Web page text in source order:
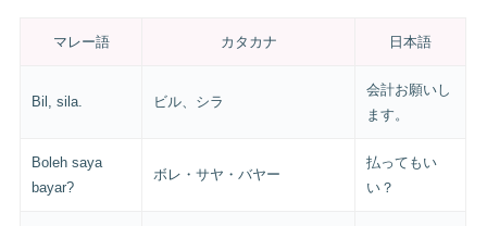
マレー語 カタカナ 日本語
Bil, sila. ビル、シラ
会計お願いし
ます。
Boleh saya
bayar?
ボレ・サヤ・バヤー
払ってもい
い？